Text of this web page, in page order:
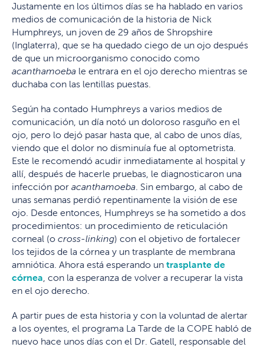
Justamente en los últimos días se ha hablado en varios
medios de comunicación de la historia de Nick
Humphreys, un joven de 29 años de Shropshire
(Inglaterra), que se ha quedado ciego de un ojo después
de que un microorganismo conocido como
acanthamoeba le entrara en el ojo derecho mientras se
duchaba con las lentillas puestas.
Según ha contado Humphreys a varios medios de
comunicación, un día notó un doloroso rasguño en el
ojo, pero lo dejó pasar hasta que, al cabo de unos días,
viendo que el dolor no disminuía fue al optometrista.
Este le recomendó acudir inmediatamente al hospital y
allí, después de hacerle pruebas, le diagnosticaron una
infección por acanthamoeba . Sin embargo, al cabo de
unas semanas perdió repentinamente la visión de ese
ojo. Desde entonces, Humphreys se ha sometido a dos
procedimientos: un procedimiento de reticulación
corneal (o cross-linking) con el objetivo de fortalecer
los tejidos de la córnea y un trasplante de membrana
amniótica. Ahora está esperando un trasplante de
córnea , con la esperanza de volver a recuperar la vista
en el ojo derecho.
A partir pues de esta historia y con la voluntad de alertar
a los oyentes, el programa La Tarde de la COPE habló de
nuevo hace unos días con el Dr. Gatell, responsable del